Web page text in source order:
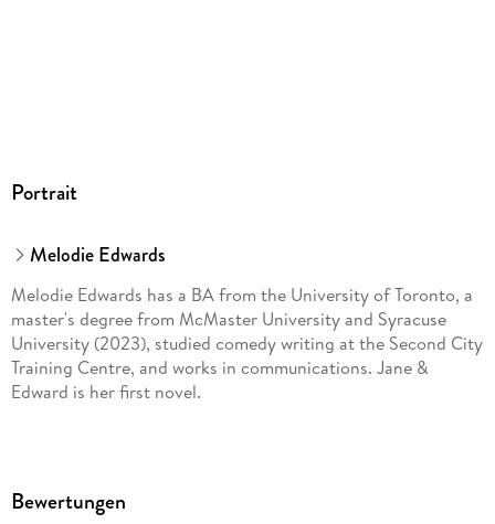
Portrait
Melodie Edwards
Melodie Edwards has a BA from the University of Toronto, a
master's degree from McMaster University and Syracuse
University (2023), studied comedy writing at the Second City
Training Centre, and works in communications. Jane &
Edward is her first novel.
Bewertungen